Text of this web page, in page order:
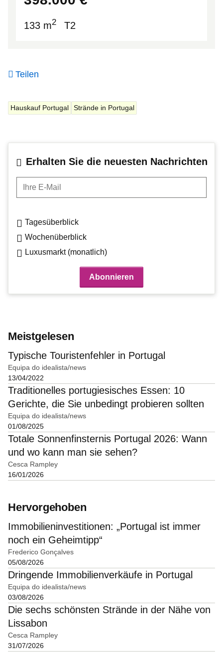
133 m2 T2
Teilen
Hauskauf Portugal Strände in Portugal
Erhalten Sie die neuesten Nachrichten
Ihre E-Mail
Tagesüberblick
Wochenüberblick
Luxusmarkt (monatlich)
Meistgelesen
Typische Touristenfehler in Portugal
Equipa do idealista/news
13/04/2022
Traditionelles portugiesisches Essen: 10
Gerichte, die Sie unbedingt probieren sollten
Equipa do idealista/news
01/08/2025
Totale Sonnenfinsternis Portugal 2026: Wann
und wo kann man sie sehen?
Cesca Rampley
16/01/2026
Hervorgehoben
Immobilieninvestitionen: „Portugal ist immer
noch ein Geheimtipp“
Frederico Gonçalves
05/08/2026
Dringende Immobilienverkäufe in Portugal
Equipa do idealista/news
03/08/2026
Die sechs schönsten Strände in der Nähe von
Lissabon
Cesca Rampley
31/07/2026